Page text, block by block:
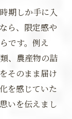
期しか手に入
ら、限定感や
です。例え
、農産物の詰
そのまま届け
を感じていた
いを伝えまし